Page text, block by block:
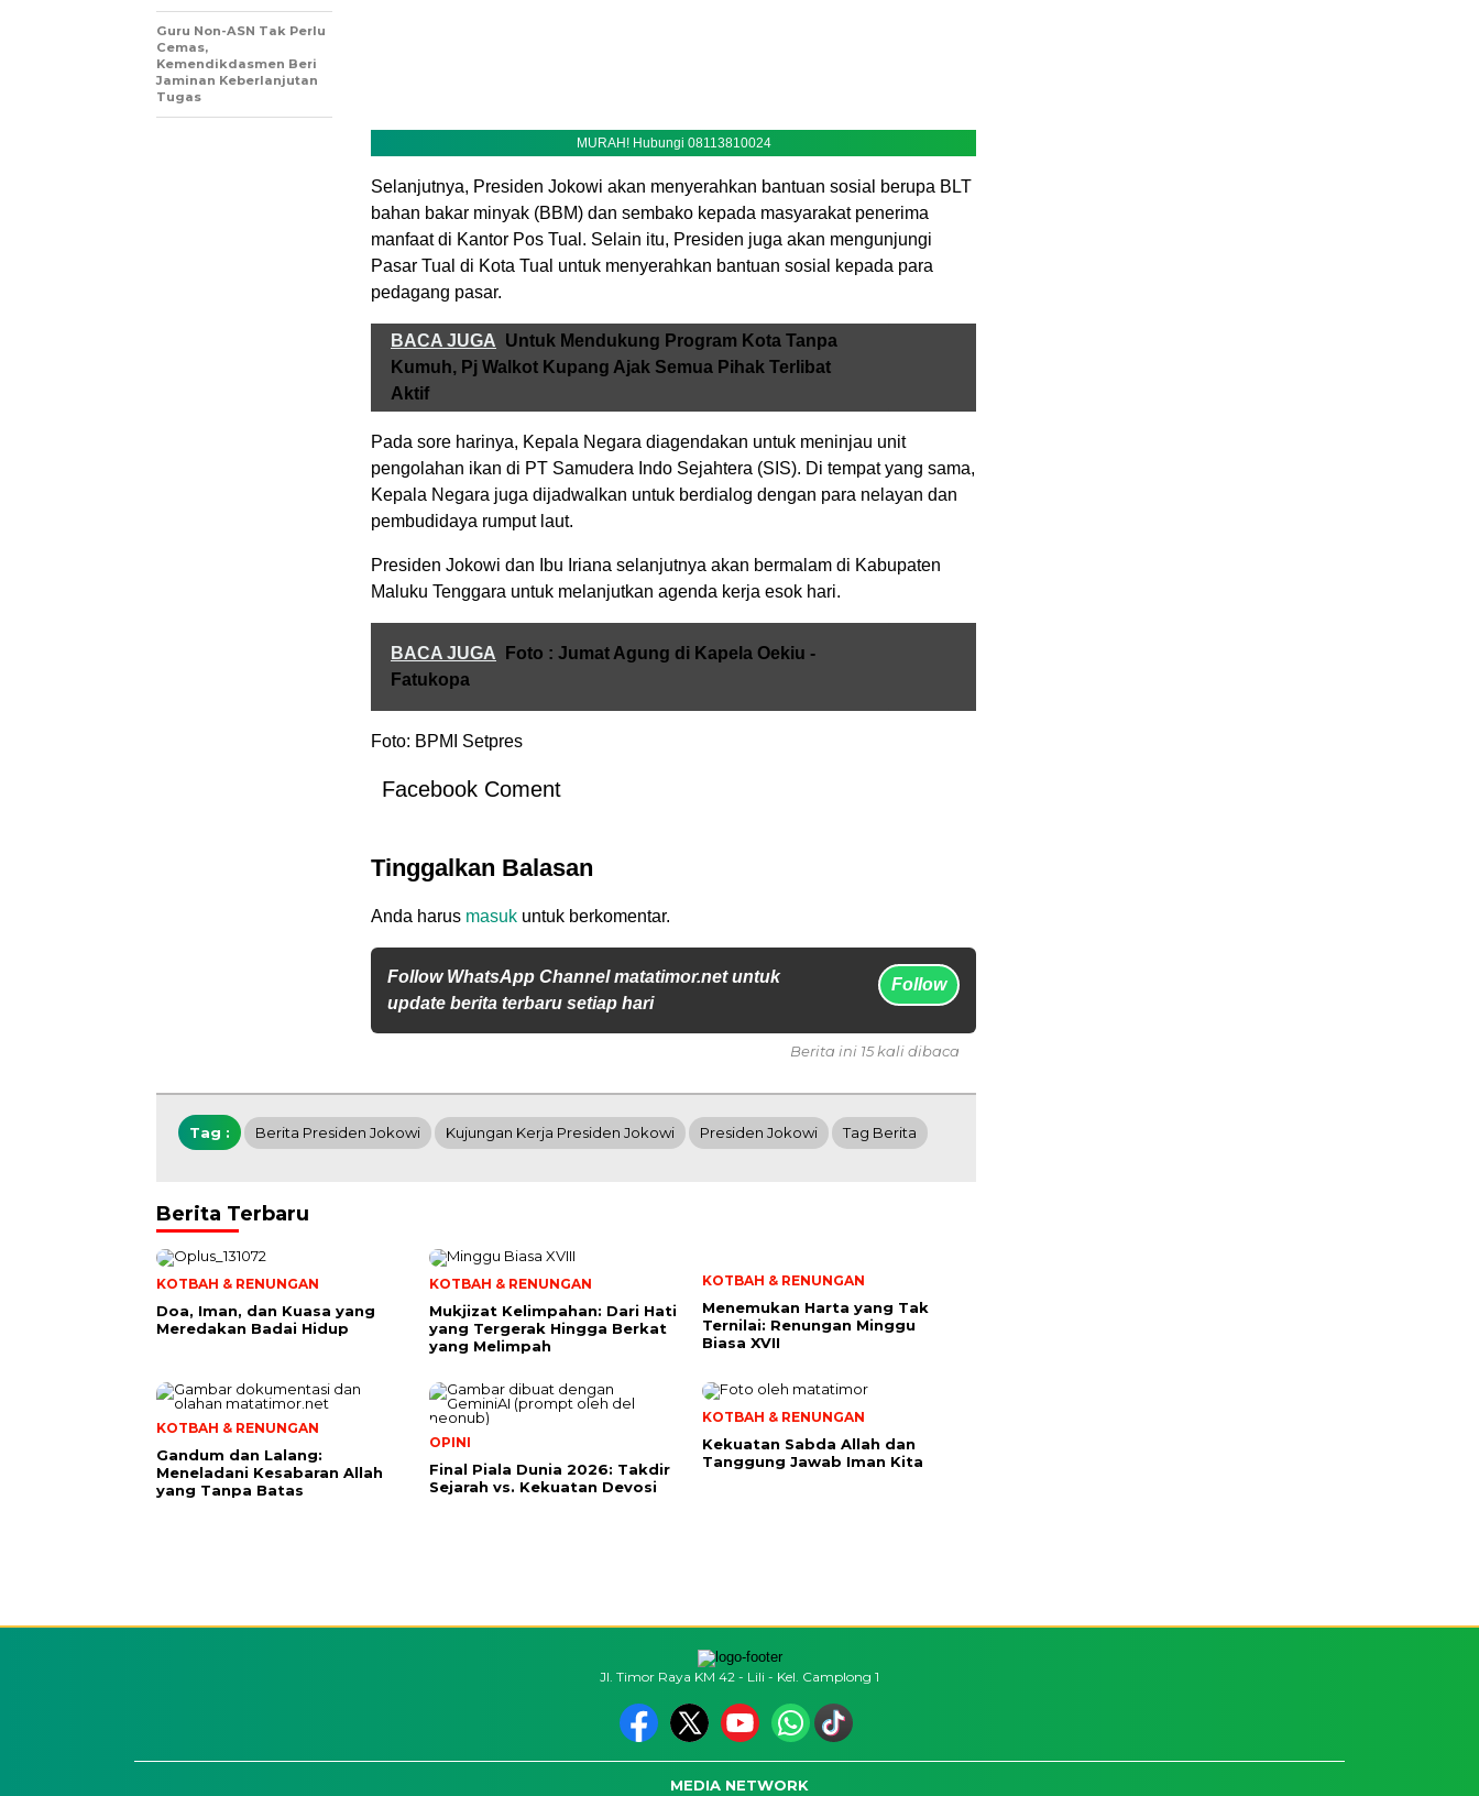
MURAH! Hubungi 08113810024
Selanjutnya, Presiden Jokowi akan menyerahkan bantuan sosial berupa BLT
bahan bakar minyak (BBM) dan sembako kepada masyarakat penerima
manfaat di Kantor Pos Tual. Selain itu, Presiden juga akan mengunjungi
Pasar Tual di Kota Tual untuk menyerahkan bantuan sosial kepada para
pedagang pasar.
BACA JUGA Untuk Mendukung Program Kota Tanpa
Kumuh, Pj Walkot Kupang Ajak Semua Pihak Terlibat
Aktif
Pada sore harinya, Kepala Negara diagendakan untuk meninjau unit
pengolahan ikan di PT Samudera Indo Sejahtera (SIS). Di tempat yang sama,
Kepala Negara juga dijadwalkan untuk berdialog dengan para nelayan dan
pembudidaya rumput laut.
Presiden Jokowi dan Ibu Iriana selanjutnya akan bermalam di Kabupaten
Maluku Tenggara untuk melanjutkan agenda kerja esok hari.
BACA JUGA
Foto : Jumat Agung di Kapela Oekiu -
Fatukopa
Foto: BPMI Setpres
Facebook Coment
Tinggalkan Balasan
Anda harus masuk untuk berkomentar.
Follow WhatsApp Channel matatimor.net untuk
update berita terbaru setiap hari
Follow
Guru Non-ASN Tak Perlu
Cemas,
Kemendikdasmen Beri
Jaminan Keberlanjutan
Tugas
Berita ini 15 kali dibaca
Tag : Berita Presiden Jokowi Kujungan Kerja Presiden Jokowi Presiden Jokowi Tag Berita
Berita Terbaru
KOTBAH & RENUNGAN
​Doa, Iman, dan Kuasa yang
Meredakan Badai Hidup
KOTBAH & RENUNGAN
Mukjizat Kelimpahan: Dari Hati
yang Tergerak Hingga Berkat
yang Melimpah
KOTBAH & RENUNGAN
Menemukan Harta yang Tak
Ternilai: Renungan Minggu
Biasa XVII
KOTBAH & RENUNGAN
Gandum dan Lalang:
Meneladani Kesabaran Allah
yang Tanpa Batas
OPINI
Final Piala Dunia 2026: Takdir
Sejarah vs. Kekuatan Devosi
KOTBAH & RENUNGAN
Kekuatan Sabda Allah dan
Tanggung Jawab Iman Kita
Jl. Timor Raya KM 42 - Lili - Kel. Camplong 1
MEDIA NETWORK